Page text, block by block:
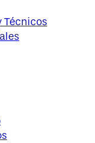
Técnicos